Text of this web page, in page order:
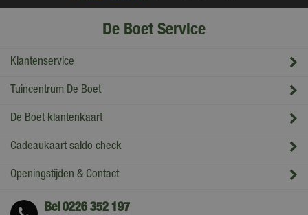
De Boet Service
Klantenservice
Tuincentrum De Boet
De Boet klantenkaart
Cadeaukaart saldo check
Openingstijden & Contact
Bel0226 352 197